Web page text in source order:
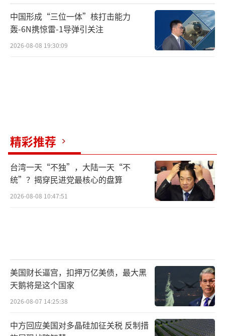
中国形成“三位一体”核打击能力
轰-6N携惊雷-1导弹引关注
2026-08-08 19:30:09
精彩推荐
台湾一天“不独”，大陆一天“不
统”？揭穿民进党最核心的盘算
2026-08-08 10:47:51
美国财长逼宫，扣押万亿美债，最大黑
天鹅将是这个国家
2026-08-07 14:25:38
中方回应美国对多晶硅加征关税 反制措